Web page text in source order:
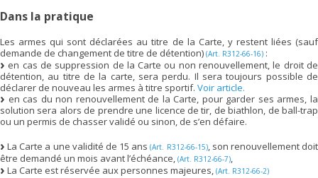
Dans la pratique
Les armes qui sont déclarées au titre de la Carte, y restent liées (sauf
demande de changement de titre de détention) (Art. R312-66-16) :
en cas de suppression de la Carte ou non renouvellement, le droit de
détention, au titre de la carte, sera perdu. Il sera toujours possible de
déclarer de nouveau les armes à titre sportif. Voir article.
en cas du non renouvellement de la Carte, pour garder ses armes, la
solution sera alors de prendre une licence de tir, de biathlon, de ball-trap
ou un permis de chasser validé ou sinon, de s’en défaire.
La Carte a une validité de 15 ans(Art. R312-66-15), son renouvellement doit
être demandé un mois avant l’échéance, (Art. R312-66-7),
La Carte est réservée aux personnes majeures, (Art. R312-66-2)